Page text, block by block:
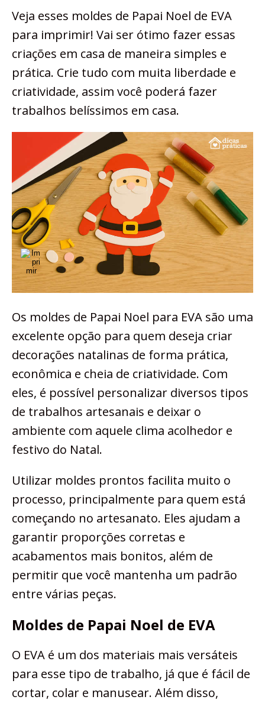
Veja esses moldes de Papai Noel de EVA
para imprimir! Vai ser ótimo fazer essas
criações em casa de maneira simples e
prática. Crie tudo com muita liberdade e
criatividade, assim você poderá fazer
trabalhos belíssimos em casa.
Os moldes de Papai Noel para EVA são uma
excelente opção para quem deseja criar
decorações natalinas de forma prática,
econômica e cheia de criatividade. Com
eles, é possível personalizar diversos tipos
de trabalhos artesanais e deixar o
ambiente com aquele clima acolhedor e
festivo do Natal.
Utilizar moldes prontos facilita muito o
processo, principalmente para quem está
começando no artesanato. Eles ajudam a
garantir proporções corretas e
acabamentos mais bonitos, além de
permitir que você mantenha um padrão
entre várias peças.
Moldes de Papai Noel de EVA
O EVA é um dos materiais mais versáteis
para esse tipo de trabalho, já que é fácil de
cortar, colar e manusear. Além disso,